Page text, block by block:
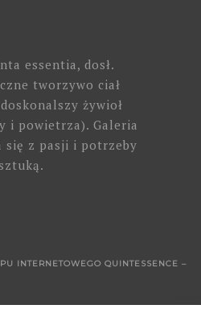
essentia, dosł.
tworzywo ciał
żywioł
i powietrza). Galeria
się z pasji i potrzeby
INTERNETOWEGO QUINTESSENCE –